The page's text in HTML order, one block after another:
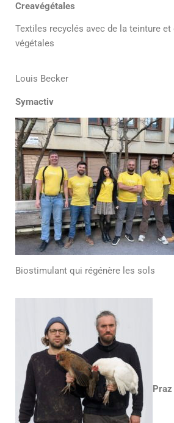
Creavégétales
Textiles recyclés avec de la teinture
végétales
Louis Becker
Symactiv
Biostimulant qui régénère les sols
Praz